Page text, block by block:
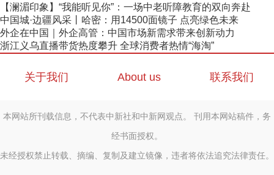
【澜湄印象】“我能听见你”：一场中老听障教育的双向奔赴
中国城·边疆风采丨哈密：用14500面镜子 点亮绿色未来
外企在中国｜外企高管：中国市场新需求带来创新动力
浙江义乌直播带货热度攀升 全球消费者热情“海淘”
关于我们 About us 联系我们
本网站所刊载信息，不代表中新社和中新网观点。 刊用本网站稿件，务
经书面授权。
未经授权禁止转载、摘编、复制及建立镜像，违者将依法追究法律责任。